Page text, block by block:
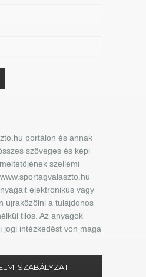
portálon és annak
szöveges és képi
szellemi
elektronikus vagy
újraközölni a tulajdonos
tilos. Az anyagok
jogi intézkedést von maga
SZABÁLYZAT